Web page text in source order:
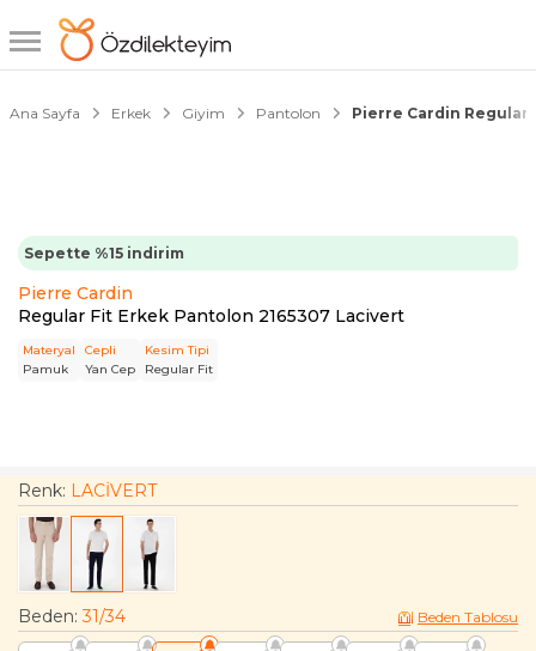
Ana Sayfa Erkek Giyim Pantolon Pierre Cardin Regular
Sepette %15 indirim
Pierre Cardin
Regular Fit Erkek Pantolon 2165307 Lacivert
Materyal
Pamuk
Cepli
Yan Cep
Kesim Tipi
Regular Fit
1/4
Renk: LACİVERT
Beden:31/34 Beden Tablosu